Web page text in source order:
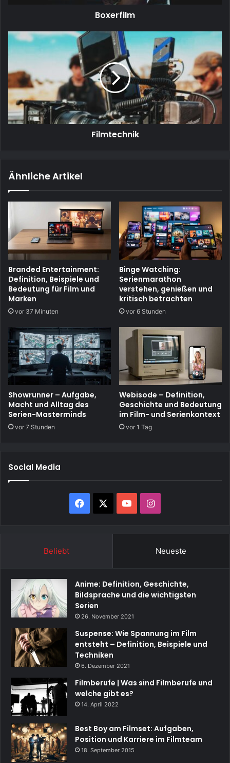
Boxerfilm
Filmtechnik
Filmtechnik
Ähnliche Artikel
Branded Entertainment:
Definition, Beispiele und
Bedeutung für Film und
Marken
vor 37 Minuten
Binge Watching:
Serienmarathon
verstehen, genießen und
kritisch betrachten
vor 6 Stunden
Showrunner – Aufgabe,
Macht und Alltag des
Serien-Masterminds
vor 7 Stunden
Webisode – Definition,
Geschichte und Bedeutung
im Film- und Serienkontext
vor 1 Tag
Social Media
Facebook YouTubeInstagram
Beliebt Neueste
Anime: Definition, Geschichte,
Bildsprache und die wichtigsten
Serien
26. November 2021
Suspense: Wie Spannung im Film
entsteht – Definition, Beispiele und
Techniken
6. Dezember 2021
Filmberufe | Was sind Filmberufe und
welche gibt es?
14. April 2022
Best Boy am Filmset: Aufgaben,
Position und Karriere im Filmteam
18. September 2015